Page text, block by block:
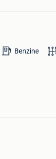
Benzine